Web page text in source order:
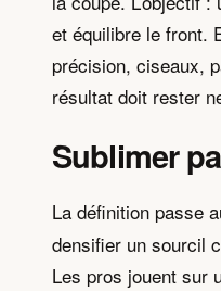
et équilibre le front.
précision, ciseaux,
résultat doit rester
Sublimer
La définition passe
densifier un sourcil
Les pros jouent sur